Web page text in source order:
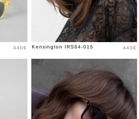
Prix
440€ Kensington IRS64-015 Prix
440€